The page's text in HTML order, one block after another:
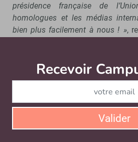
présidence française de
homologues et les médias
bien plus facilement à nous ! »,
Un nouveau logo et une
dominante qui évolue
France Universités s’est parée
un amphithéâtre, et une
« Derrière cet amphithéâtre stylisé
Recevoir
Valider